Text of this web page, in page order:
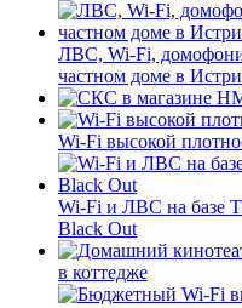
ЛВС, Wi-Fi,
частном доме в
Wi-Fi высокой
Wi-Fi и ЛВС на базе
Black Out
в коттедже